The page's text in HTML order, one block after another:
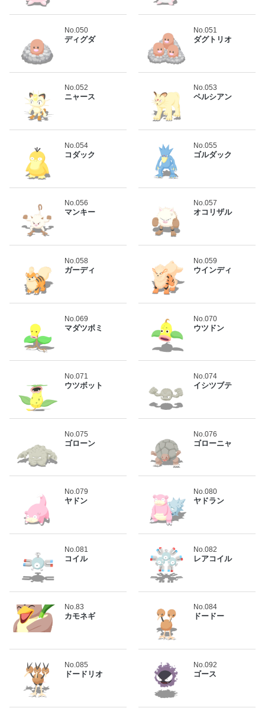
No.050
ディグダ
No.051
ダグトリオ
No.052
ニャース
No.053
ペルシアン
No.054
コダック
No.055
ゴルダック
No.056
マンキー
No.057
オコリザル
No.058
ガーディ
No.059
ウインディ
No.069
マダツボミ
No.070
ウツドン
No.071
ウツボット
No.074
イシツブテ
No.075
ゴローン
No.076
ゴローニャ
No.079
ヤドン
No.080
ヤドラン
No.081
コイル
No.082
レアコイル
No.83
カモネギ
No.084
ドードー
No.085
ドードリオ
No.092
ゴース